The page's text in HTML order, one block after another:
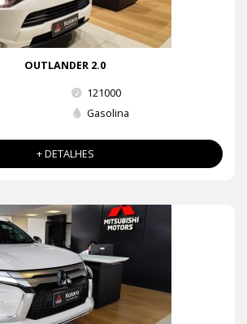
OUTLANDER 2.0
121000
Gasolina
+ DETALHES